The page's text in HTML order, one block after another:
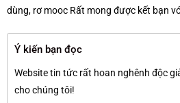
dùng, rơ mooc Rất mong được kết bạn
Ý kiến bạn đọc
Website tin tức rất hoan nghênh độc
cho chúng tôi!